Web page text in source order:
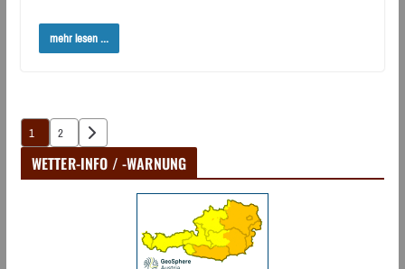
mehr lesen ...
Seitennummerierung
der
1 2
WETTER-INFO / -WARNUNG